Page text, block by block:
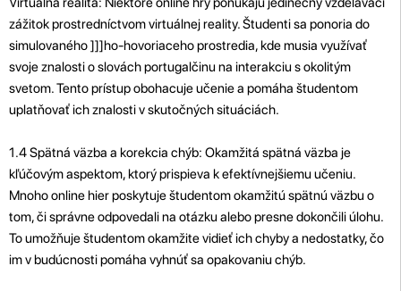
zážitok prostredníctvom virtuálnej reality. Študenti sa ponoria do
simulovaného ]]]ho-hovoriaceho prostredia, kde musia využívať
svoje znalosti o slovách portugalčinu na interakciu s okolitým
svetom. Tento prístup obohacuje učenie a pomáha študentom
uplatňovať ich znalosti v skutočných situáciách.
1.4 Spätná väzba a korekcia chýb: Okamžitá spätná väzba je
kľúčovým aspektom, ktorý prispieva k efektívnejšiemu učeniu.
Mnoho online hier poskytuje študentom okamžitú spätnú väzbu o
tom, či správne odpovedali na otázku alebo presne dokončili úlohu.
To umožňuje študentom okamžite vidieť ich chyby a nedostatky, čo
im v budúcnosti pomáha vyhnúť sa opakovaniu chýb.